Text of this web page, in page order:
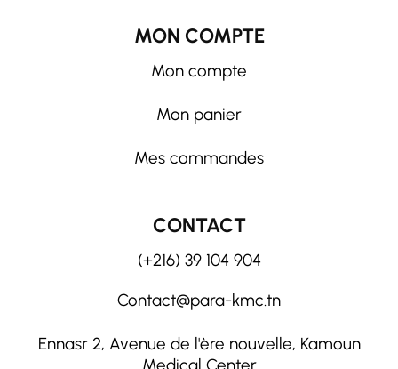
MON COMPTE
Mon compte
Mon panier
Mes commandes
CONTACT
(+216) 39 104 904
Contact@para-kmc.tn
Ennasr 2, Avenue de l'ère nouvelle, Kamoun